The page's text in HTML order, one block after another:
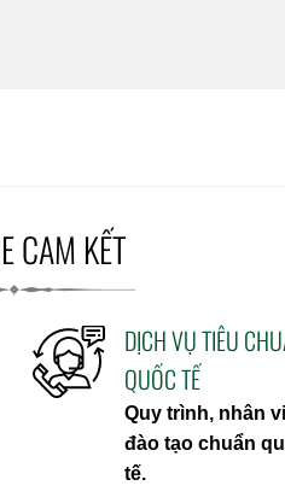
CAM KẾT
DỊCH VỤ TIÊU
QUỐC TẾ
Quy trình, nhân
đào tạo chuẩn
tế.